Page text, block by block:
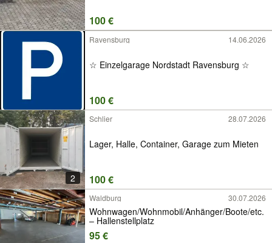
100 €
Ravensburg 14.06.2026
☆ Einzelgarage Nordstadt Ravensburg ☆
100 €
2
Schlier 28.07.2026
Lager, Halle, Container, Garage zum Mieten
100 €
Waldburg 30.07.2026
Wohnwagen/Wohnmobil/Anhänger/Boote/etc.
– Hallenstellplatz
95 €